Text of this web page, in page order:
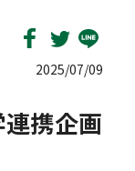
2025/07/09
携企画